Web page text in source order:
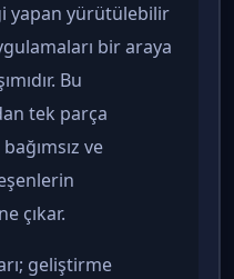
yapan yürütülebilir
bir araya
Bu
tek parça
ve
çıkar.
geliştirme